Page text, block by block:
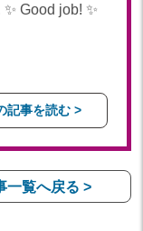
Good job! ✨
記事を読む >
一覧へ戻る >